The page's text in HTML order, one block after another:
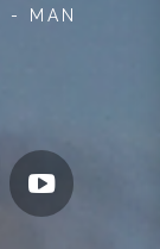
- MAN